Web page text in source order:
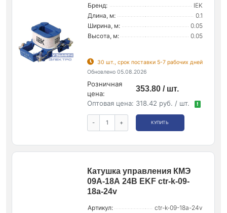
Бренд:
IEK
Длина, м:
0.1
Ширина, м:
0.05
Высота, м:
0.05
30 шт., срок поставки 5-7 рабочих дней
Обновлено 05.08.2026
Розничная
цена:
353.80 / шт.
Оптовая цена: 318.42 руб. / шт. !
- + КУПИТЬ
Катушка управления КМЭ
09А-18А 24В EKF ctr-k-09-
18a-24v
Артикул:
ctr-k-09-18a-24v